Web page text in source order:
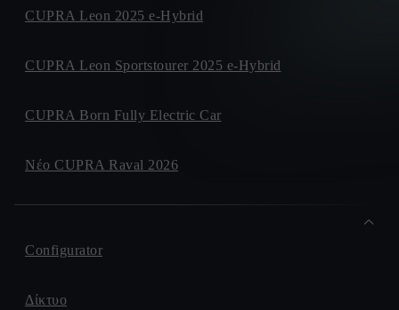
CUPRA Leon 2025 e-Hybrid
CUPRA Leon Sportstourer 2025 e-Hybrid
CUPRA Born Fully Electric Car
Νέο CUPRA Raval 2026
Configurator
Δίκτυο